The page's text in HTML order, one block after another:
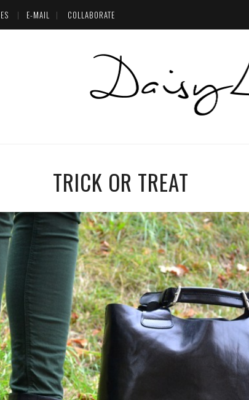
E-MAIL COLLABORATE
TRICK OR TREAT